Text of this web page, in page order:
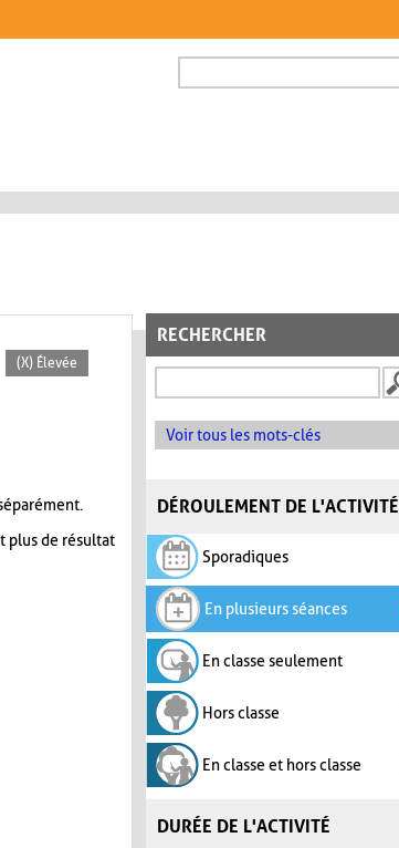
FORMULAIRE DE
RECHERCHER
Voir tous les mots-clés
DÉROULEMENT DE L'ACTIVITÉ
Sporadiques
En plusieurs séances
En classe seulement
Hors classe
En classe et hors classe
DURÉE DE L'ACTIVITÉ
(X) Élevée
plus de résultat